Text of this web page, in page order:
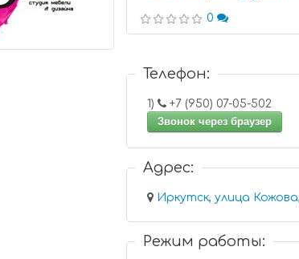
0
Телефон:
1)
+7 (950) 07-05-502
Звонок через браузер
Адрес:
Режим работы: